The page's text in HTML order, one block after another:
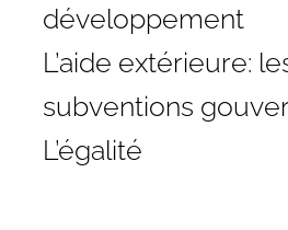
développement
L’aide extérieure:
subventions
L’égalité